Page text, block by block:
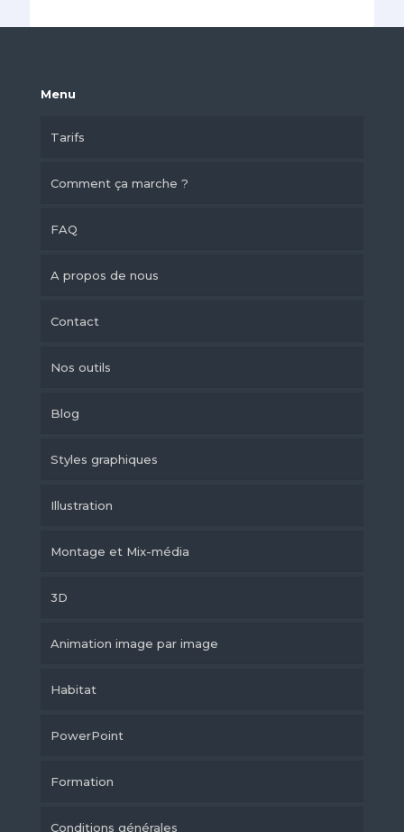
Menu
Tarifs
Comment ça marche ?
FAQ
A propos de nous
Contact
Nos outils
Blog
Styles graphiques
Illustration
Montage et Mix-média
3D
Animation image par image
Habitat
PowerPoint
Formation
Conditions générales